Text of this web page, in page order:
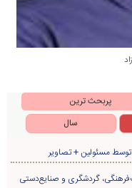
پربحث ترین
سال
مسئولین + تصاویر
گردشگری و صنایع‌دستی